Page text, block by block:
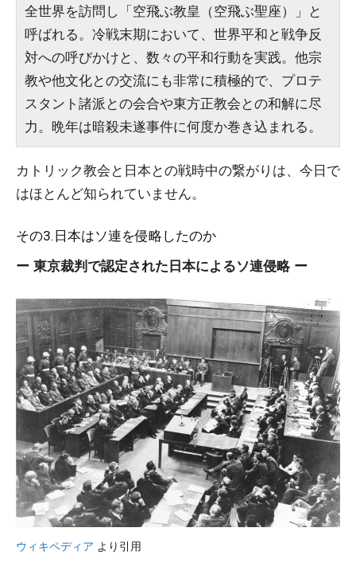
全世界を訪問し「空飛ぶ教皇（空飛ぶ聖座）」と
呼ばれる。冷戦末期において、世界平和と戦争反
対への呼びかけと、数々の平和行動を実践。他宗
教や他文化との交流にも非常に積極的で、プロテ
スタント諸派との会合や東方正教会との和解に尽
力。晩年は暗殺未遂事件に何度か巻き込まれる。
カトリック教会と日本との戦時中の繋がりは、今日で
はほとんど知られていません。
その3.日本はソ連を侵略したのか
ー 東京裁判で認定された日本によるソ連侵略 ー
ウィキペディア より引用